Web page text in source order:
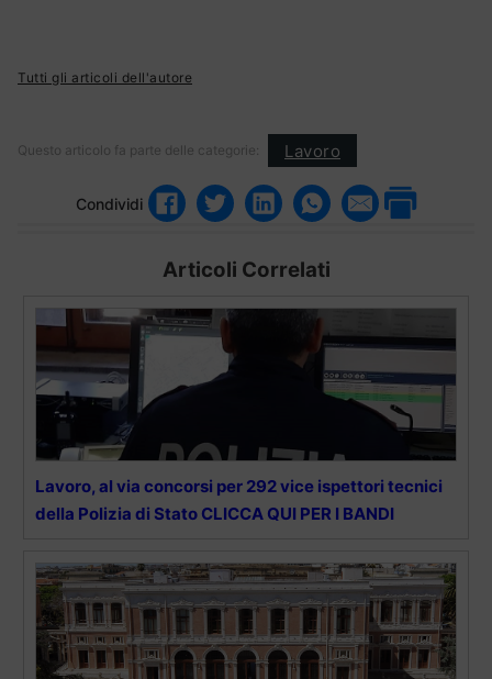
Tutti gli articoli dell'autore
Questo articolo fa parte delle categorie: Lavoro
Condividi
Articoli Correlati
Lavoro, al via concorsi per 292 vice ispettori tecnici
della Polizia di Stato CLICCA QUI PER I BANDI